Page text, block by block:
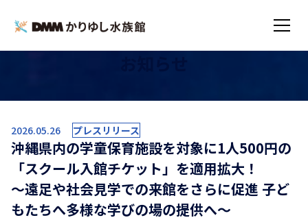
2026.05.26 プレスリリース
沖縄県内の学童保育施設を対象に1人500円の
「スクール入館チケット」を適用拡大！
～遠足や社会見学での来館をさらに促進 子ど
もたちへ多様な学びの場の提供へ～